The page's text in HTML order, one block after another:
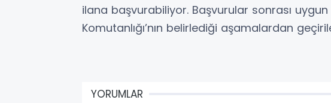
ilana başvurabiliyor. Başvurular sonrası
Komutanlığı’nın belirlediği aşamalardan
YORUMLAR